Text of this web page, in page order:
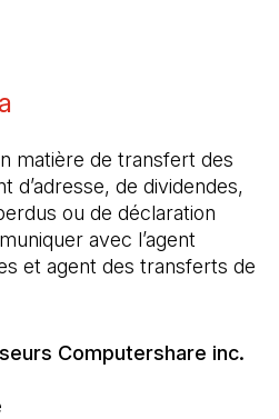
matière de transfert des
d’adresse, de dividendes,
ou de déclaration
avec l’agent
et agent des transferts de